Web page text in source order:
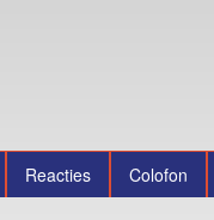
Reacties Colofon